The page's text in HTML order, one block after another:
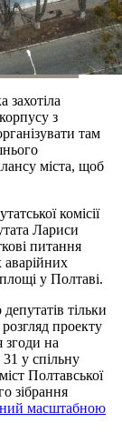
захотіла
з
там
міста, щоб
комісії
Лариси
питання
аварійних
у Полтаві.
тільки
проекту
згоди на
31 у спільну
Полтавської
зібрання
масштабною